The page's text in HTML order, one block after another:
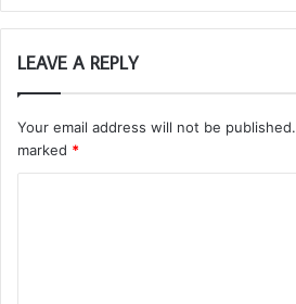
LEAVE A REPLY
Your email address will not be published.
marked *